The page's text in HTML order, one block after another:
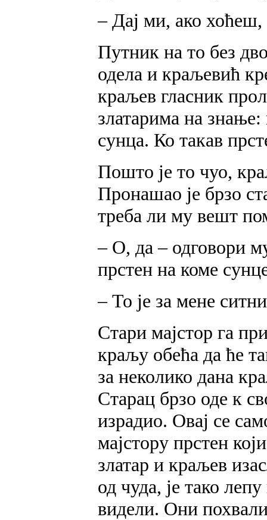
– Дај ми, ако хоћеш,
Путник на то без
одела и краљевић
краљев гласник
златарима на
сунца. Ко такав
Пошто је то чуо,
Пронашао је брзо
треба ли му вешт
– О, да – одговори
прстен на коме
– То је за мене
Стари мајстор га
краљу обећа да ће
за неколико дана
Старац брзо оде к
израдио. Овај се
мајстору прстен
златар и краљев
од чуда, је тако
видели. Они